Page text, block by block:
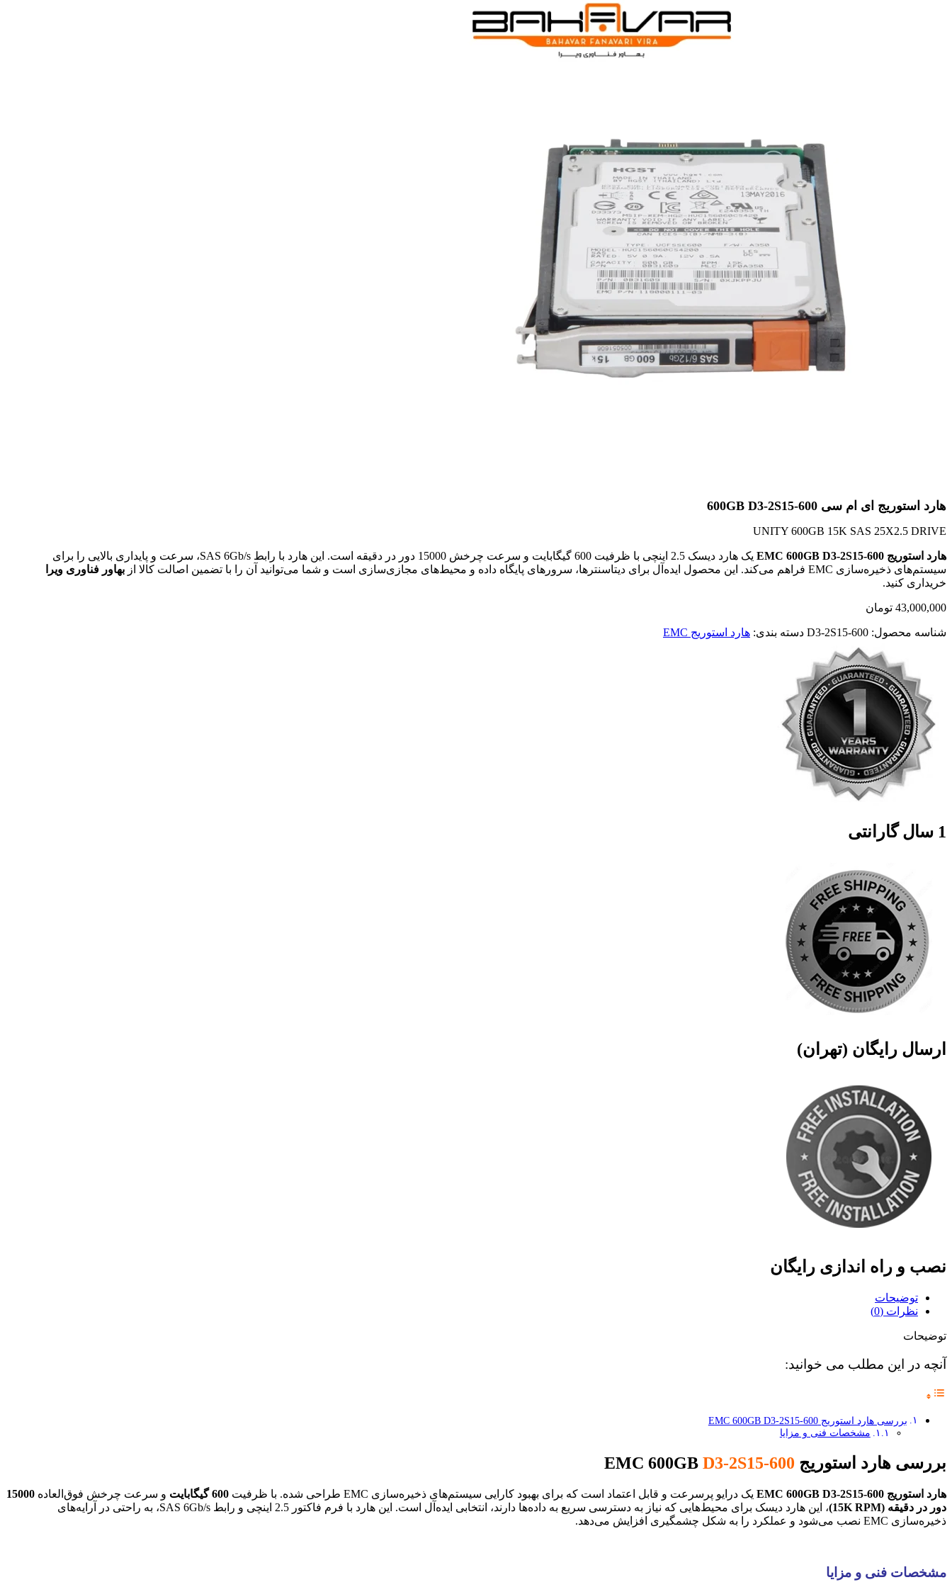
هارد استوریج ای ام سی 600GB D3-2S15-600
UNITY 600GB 15K SAS 25X2.5 DRIVE
هارد استوریج EMC 600GB D3-2S15-600
یک هارد دیسک 2.5 اینچی با ظرفیت 600 گیگابایت و سرعت چرخش 15000 دور در دقیقه است. این هارد با رابط SAS 6Gb/s، سرعت و پایداری بالایی را برای
سیستم‌های ذخیره‌سازی EMC فراهم می‌کند. این محصول ایده‌آل برای دیتاسنترها، سرورهای پایگاه داده و محیط‌های مجازی‌سازی است و شما می‌توانید آن را با تضمین اصالت کالا از
بهاور فناوری ویرا
خریداری کنید.
43,000,000 تومان
شناسه محصول: D3-2S15-600 دسته بندی: هارد استوریج EMC
1 سال گارانتی
ارسال رایگان (تهران)
نصب و راه اندازی رایگان
توضیحات
نظرات (0)
توضیحات
آنچه در این مطلب می خوانید:
بررسی هارد استوریج EMC 600GB D3-2S15-600
مشخصات فنی و مزایا
بررسی هارد استوریج EMC 600GB D3-2S15-600
هارد استوریج EMC 600GB D3-2S15-600 یک درایو پرسرعت و قابل اعتماد است که برای بهبود کارایی سیستم‌های ذخیره‌سازی EMC طراحی شده. با ظرفیت 600 گیگابایت و سرعت چرخش فوق‌العاده 15000
دور در دقیقه (15K RPM)
، این هارد دیسک برای محیط‌هایی که نیاز به دسترسی سریع به داده‌ها دارند، انتخابی ایده‌آل است. این هارد با فرم فاکتور 2.5 اینچی و رابط SAS 6Gb/s، به راحتی در آرایه‌های
ذخیره‌سازی EMC نصب می‌شود و عملکرد را به شکل چشمگیری افزایش می‌دهد.
مشخصات فنی و مزایا